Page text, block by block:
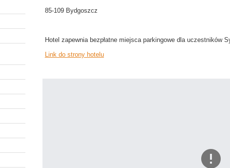
85-109 Bydgoszcz
Hotel zapewnia bezpłatne miejsca parkingowe dla uczestników
Link do strony hotelu